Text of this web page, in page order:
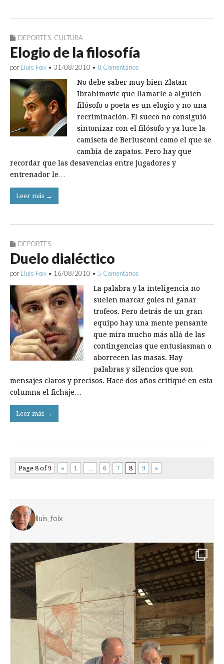
DEPORTES, CULTURA
Elogio de la filosofía
por Lluís Foix • 31/08/2010 • 8 Comentarios
No debe saber muy bien Zlatan
Ibrahimovic que llamarle a alguien
filósofo o poeta es un elogio y no una
recriminación. El sueco no consiguió
sintonizar con el filósofo y ya luce la
camiseta de Berlusconi como el que se
cambia de zapatos. Pero hay que
recordar que las desavencias entre jugadores y
entrenador le…
Leer más →
DEPORTES
Duelo dialéctico
por Lluís Foix • 16/08/2010 • 5 Comentarios
La palabra y la inteligencia no
suelen marcar goles ni ganar
trofeos. Pero detrás de un gran
equipo hay una mente pensante
que mira mucho más allá de las
contingencias que entusiasman o
aborrecen las masas. Hay
palabras y silencios que son
mensajes claros y precisos. Hace dos años critiqué en esta
columna el fichaje…
Leer más →
Page 8 of 9 « 1 6 7 8 9 »
lluis_foix